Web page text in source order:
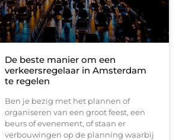
De beste manier om een
verkeersregelaar in Amsterdam
te regelen
Ben je bezig met het plannen of
organiseren van een groot feest, een
beurs of evenement, of staan er
verbouwingen op de planning waarbij